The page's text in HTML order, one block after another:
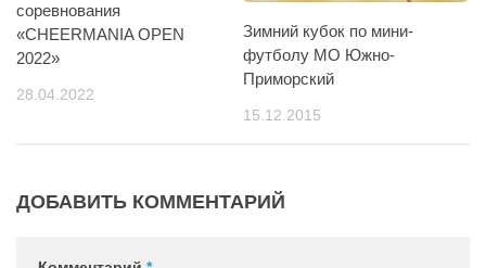
соревнования
«CHEERMANIA OPEN
2022»
28.04.2022
Зимний кубок по мини-
футболу МО Южно-
Приморский
15.12.2015
ДОБАВИТЬ КОММЕНТАРИЙ